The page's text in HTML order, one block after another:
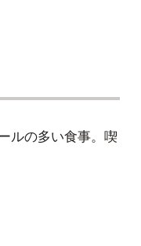
ルの多い食事。喫